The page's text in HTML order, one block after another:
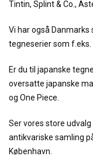
Tintin, Splint & Co.,
Vi har også
tegneserier som
Er du til japanske
oversatte japanske
og One Piece.
Ser vores store
antikvariske samling
København.